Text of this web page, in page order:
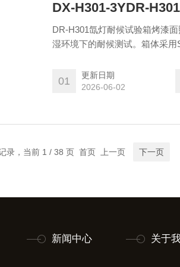
DX-H301-3YDR-
DR-H301氙灯耐候试验箱烤漆
湿环境下的耐候测试。箱体采
能。适用于建材研发、质检及
外老化脱落风险，是建材行业
01
更新日期
2026-06-02
录，当前 1 / 38 页 首页 上一页 下一页
新闻中心 关于